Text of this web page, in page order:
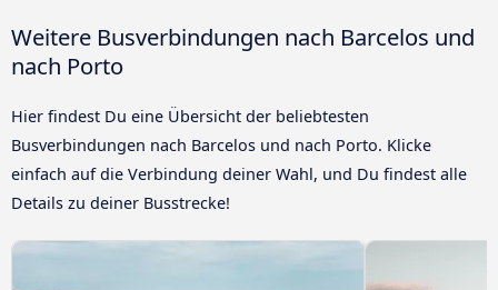
Weitere Busverbindungen nach Barcelos und
nach Porto
Hier findest Du eine Übersicht der beliebtesten
Busverbindungen nach Barcelos und nach Porto. Klicke
einfach auf die Verbindung deiner Wahl, und Du findest alle
Details zu deiner Busstrecke!